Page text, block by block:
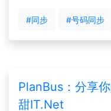
#同步 #号码同步
PlanBus：分享
甜IT.Net